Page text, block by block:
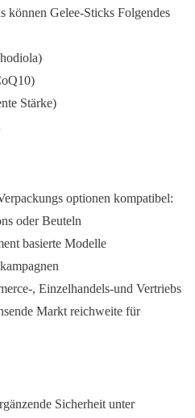
können Gelee-Sticks Folgendes
Stärke)
optionen kompatibel:
oder Beuteln
basierte Modelle
, Einzelhandels-und Vertriebs
Markt reichweite für
Sicherheit unter